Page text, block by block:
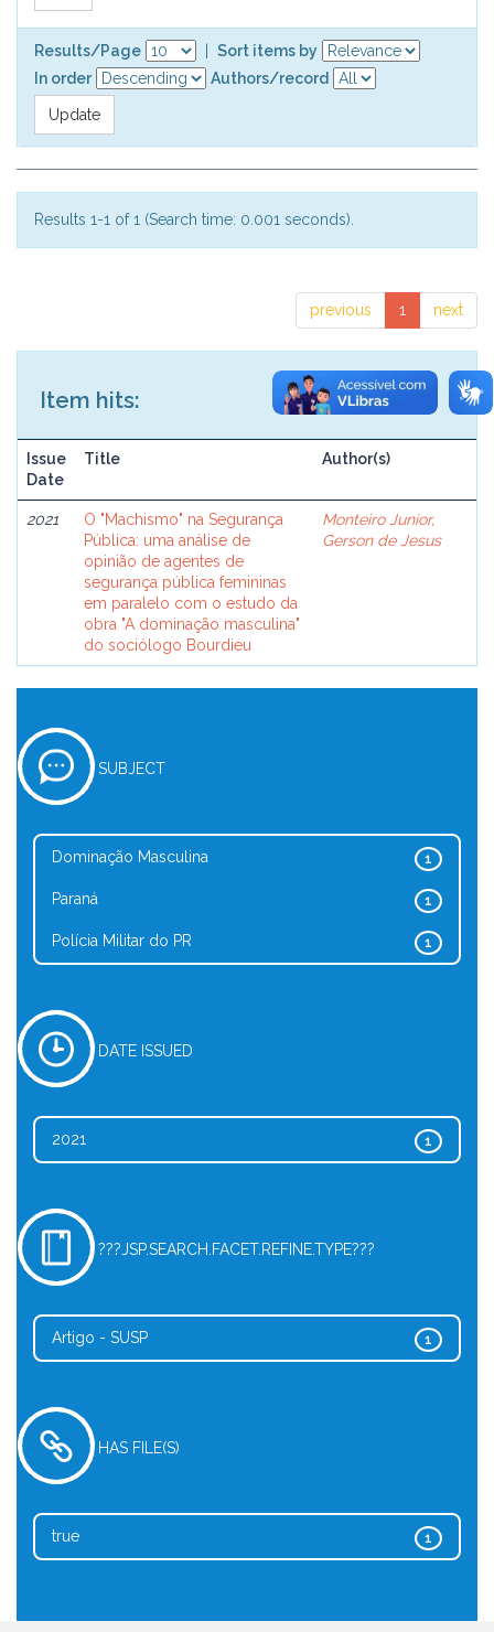
Results/Page
Sort items by
In order
Authors/record
Results 1-1 of 1 (Search time: 0.001 seconds).
previous 1 next
Item hits:
Issue
Date
Title Author(s)
2021
O "Machismo" na Segurança
Pública: uma análise de
opinião de agentes de
segurança pública femininas
em paralelo com o estudo da
obra "A dominação masculina"
do sociólogo Bourdieu
Monteiro Junior,
Gerson de Jesus
SUBJECT
1
Dominação Masculina
1
Paraná
1
Polícia Militar do PR
DATE ISSUED
1
2021
???JSP.SEARCH.FACET.REFINE.TYPE???
1
Artigo - SUSP
HAS FILE(S)
1
true